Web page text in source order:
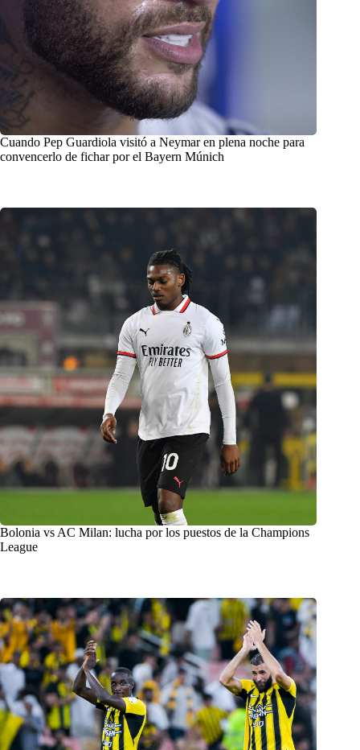
Cuando Pep Guardiola visitó a Neymar en plena noche para
convencerlo de fichar por el Bayern Múnich
Bolonia vs AC Milan: lucha por los puestos de la Champions
League